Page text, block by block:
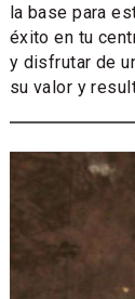
la base para
éxito en tu
y disfrutar de
su valor y